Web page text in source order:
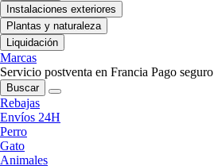
Instalaciones exteriores
Plantas y naturaleza
Liquidación
Marcas
Servicio postventa en Francia Pago seguro
Buscar
Rebajas
Envíos 24H
Perro
Gato
Animales